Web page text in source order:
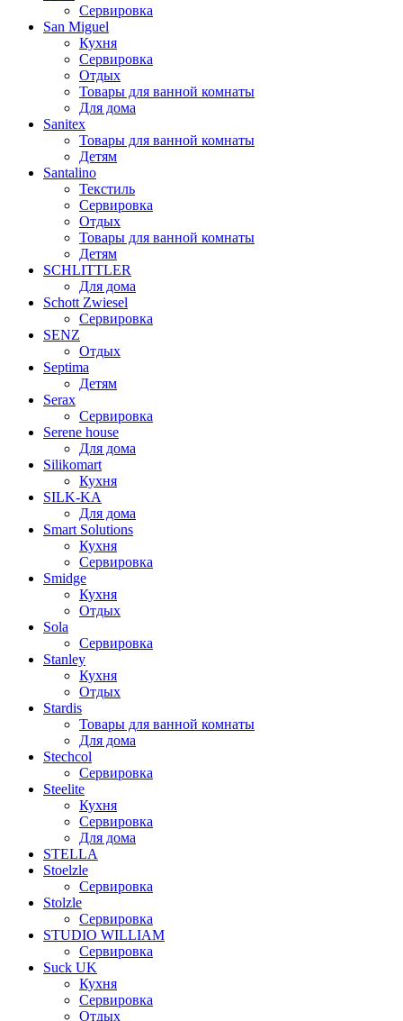
Сервировка
San Miguel
Кухня
Сервировка
Отдых
Товары для ванной комнаты
Для дома
Sanitex
Товары для ванной комнаты
Детям
Santalino
Текстиль
Сервировка
Отдых
Товары для ванной комнаты
Детям
SCHLITTLER
Для дома
Schott Zwiesel
Сервировка
SENZ
Отдых
Septima
Детям
Serax
Сервировка
Serene house
Для дома
Silikomart
Кухня
SILK-KA
Для дома
Smart Solutions
Кухня
Сервировка
Smidge
Кухня
Отдых
Sola
Сервировка
Stanley
Кухня
Отдых
Stardis
Товары для ванной комнаты
Для дома
Stechcol
Сервировка
Steelite
Кухня
Сервировка
Для дома
STELLA
Stoelzle
Сервировка
Stolzle
Сервировка
STUDIO WILLIAM
Сервировка
Suck UK
Кухня
Сервировка
Отдых